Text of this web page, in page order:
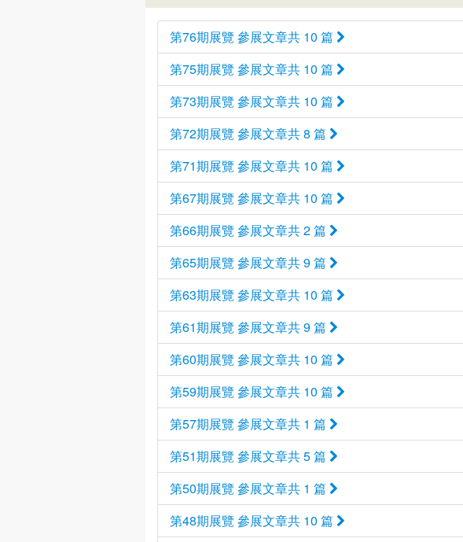
第76期展覽 參展文章共 10 篇
第75期展覽 參展文章共 10 篇
第73期展覽 參展文章共 10 篇
第72期展覽 參展文章共 8 篇
第71期展覽 參展文章共 10 篇
第67期展覽 參展文章共 10 篇
第66期展覽 參展文章共 2 篇
第65期展覽 參展文章共 9 篇
第63期展覽 參展文章共 10 篇
第61期展覽 參展文章共 9 篇
第60期展覽 參展文章共 10 篇
第59期展覽 參展文章共 10 篇
第57期展覽 參展文章共 1 篇
第51期展覽 參展文章共 5 篇
第50期展覽 參展文章共 1 篇
第48期展覽 參展文章共 10 篇